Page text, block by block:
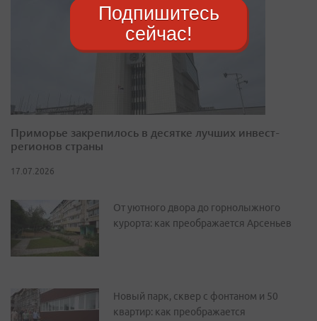
Приморье закрепилось в десятке лучших инвест-
регионов страны
17.07.2026
От уютного двора до горнолыжного
курорта: как преображается Арсеньев
Новый парк, сквер с фонтаном и 50
квартир: как преображается
Подпишитесь
сейчас!